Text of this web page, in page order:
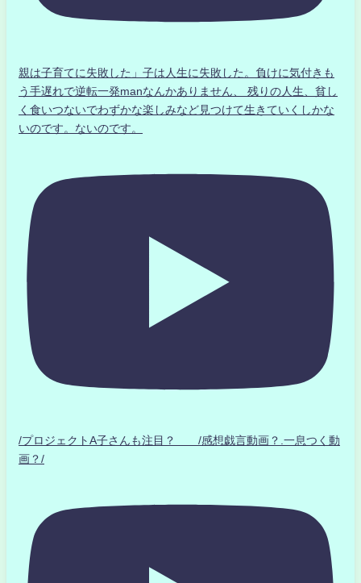
親は子育てに失敗した」子は人生に失敗した。負けに気付きも
う手遅れで逆転一発manなんかありません、 残りの人生、貧し
く食いつないでわずかな楽しみなど見つけて生きていくしかな
いのです。ないのです。
/プロジェクトA子さんも注目？ /感想戯言動画？.一息つく動
画？/